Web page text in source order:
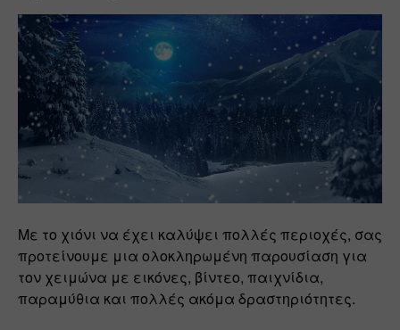
Με το χιόνι να έχει καλύψει πολλές περιοχές, σας
προτείνουμε μια ολοκληρωμένη παρουσίαση για
τον χειμώνα με εικόνες, βίντεο, παιχνίδια,
παραμύθια και πολλές ακόμα δραστηριότητες.